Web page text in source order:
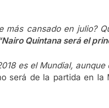
más cansado en julio?
Quintana será el
es el Mundial,
será de la partida en la